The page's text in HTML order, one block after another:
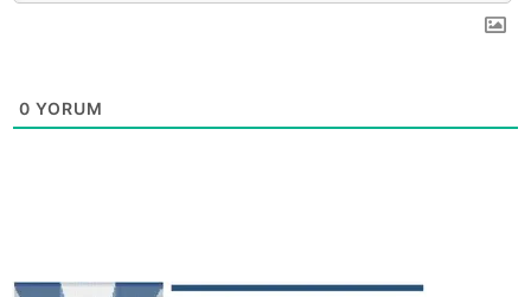
0 YORUM